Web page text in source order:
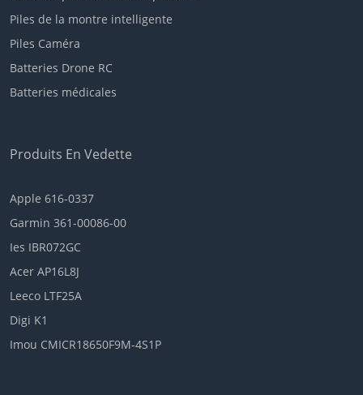
Piles de la montre intelligente
Piles Caméra
Batteries Drone RC
Batteries médicales
Produits En Vedette
Apple 616-0337
Garmin 361-00086-00
Ies IBR072GC
Acer AP16L8J
Leeco LTF25A
Digi K1
Imou CMICR18650F9M-4S1P